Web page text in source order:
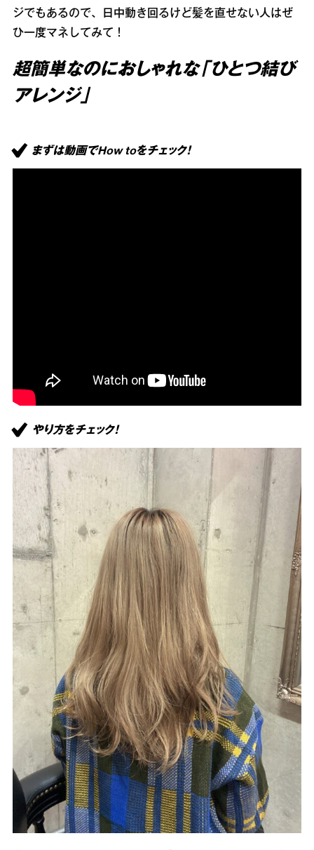
ジでもあるので、日中動き回るけど髪を直せない人はぜ
ひ一度マネしてみて！
超簡単なのにおしゃれな「ひとつ結び
アレンジ」
まずは動画でHow toをチェック！
やり方をチェック！